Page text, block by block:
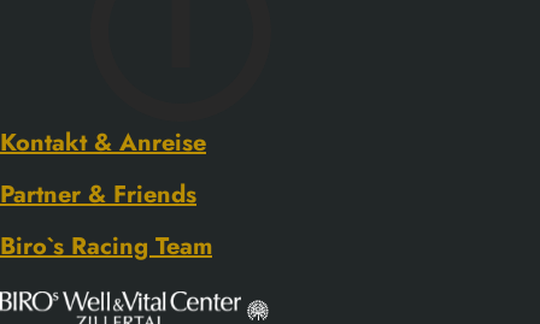
Kontakt & Anreise
Partner & Friends
Biro`s Racing Team
Gelenk- und Rückenschmerzen
Tennis- oder Golfellenbogen
Muskelzerrungen und -risse
Postoperative Schmerzen und Reizzustände